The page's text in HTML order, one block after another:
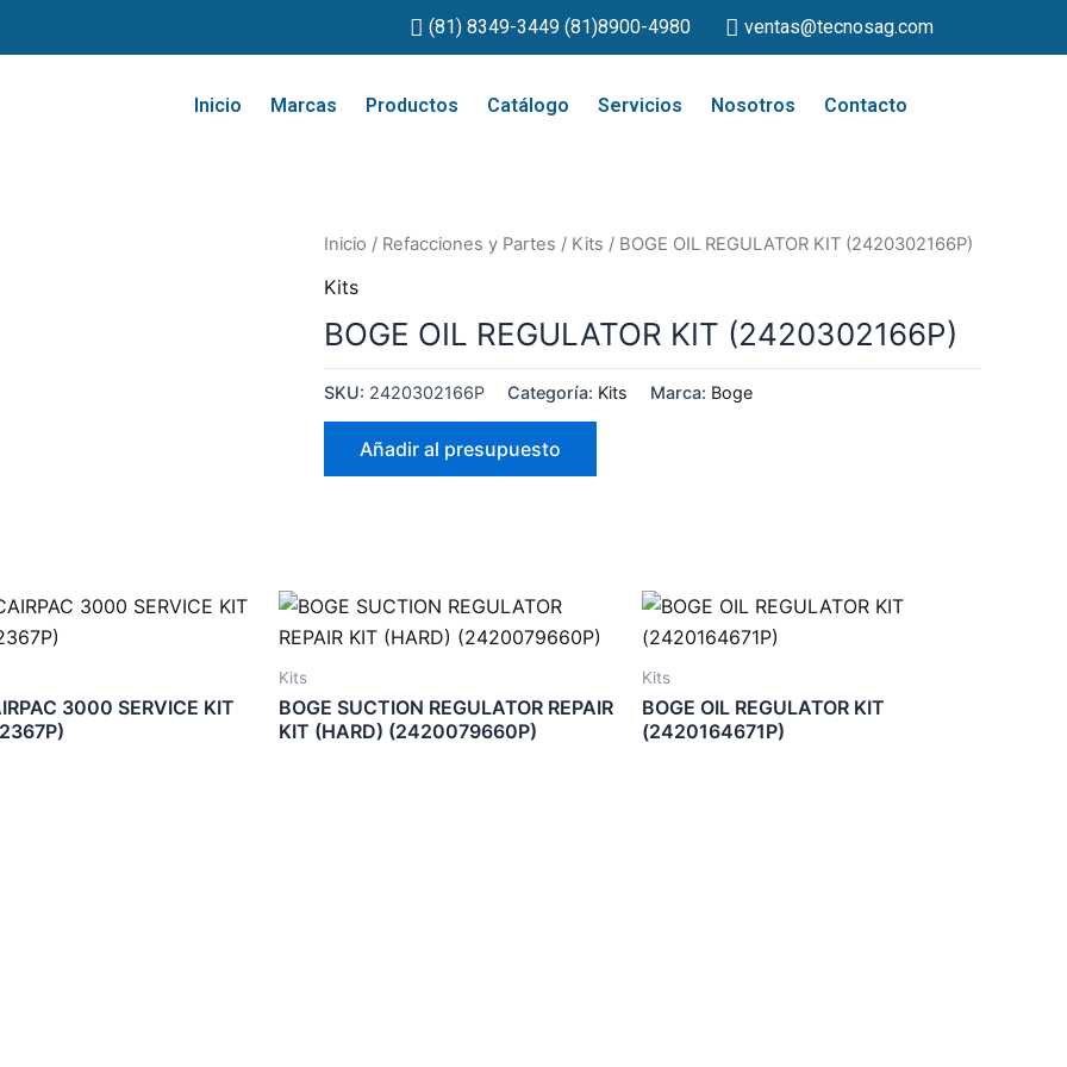
(81) 8349-3449 (81)8900-4980 ventas@tecnosag.com
Inicio Marcas Productos Catálogo Servicios Nosotros Contacto
Inicio / Refacciones y Partes / Kits / BOGE OIL REGULATOR KIT (2420302166P)
Kits
BOGE OIL REGULATOR KIT (2420302166P)
SKU: 2420302166P Categoría: Kits Marca: Boge
Añadir al presupuesto
3000 SERVICE KIT
Kits
BOGE SUCTION REGULATOR REPAIR
KIT (HARD) (2420079660P)
Kits
BOGE OIL REGULATOR KIT
(2420164671P)